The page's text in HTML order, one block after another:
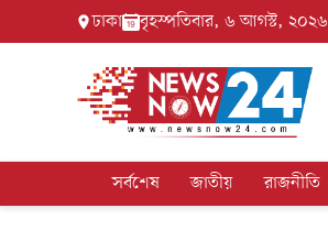
ঢাকা বৃহস্পতিবার, ৬ আগস্ট, ২০২৬
সর্বশেষ জাতীয় রাজনীতি